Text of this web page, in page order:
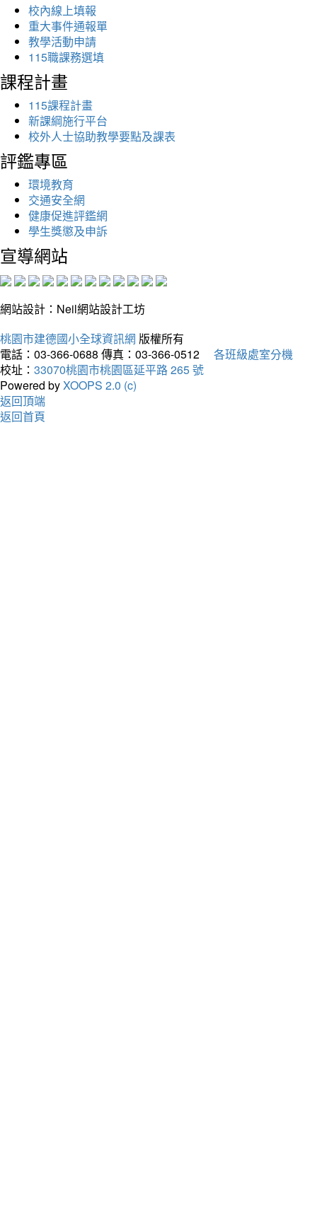
校內線上填報
重大事件通報單
教學活動申請
115職課務選填
課程計畫
115課程計畫
新課綱施行平台
校外人士協助教學要點及課表
評鑑專區
環境教育
交通安全網
健康促進評鑑網
學生獎懲及申訴
宣導網站
網站設計：Neil網站設計工坊
桃園市建德國小全球資訊網 版權所有
電話：03-366-0688 傳真：03-366-0512
各班級處室分機
校址： 33070桃園市桃園區延平路 265 號
Powered byXOOPS 2.0 (c)
返回頂端
返回首頁